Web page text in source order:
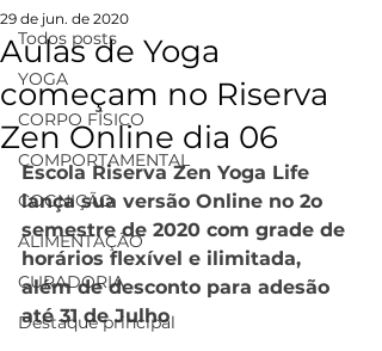
Todos posts
YOGA
CORPO FÍSICO
COMPORTAMENTAL
COGNIÇÃO
ALIMENTAÇÃO
CURADORIA
Destaque principal
Aulas de Yoga
começam no Riserva
Zen Online dia 06
29 de jun. de 2020
Escola Riserva Zen Yoga Life
lança sua versão Online no 2o
semestre de 2020 com grade de
horários flexível e ilimitada,
além de desconto para adesão
até 31 de Julho